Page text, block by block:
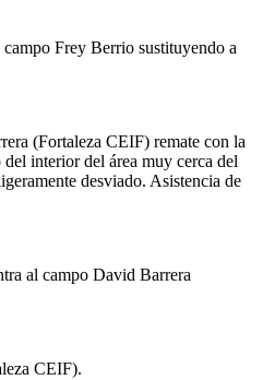
Frey Berrio sustituyendo a
(Fortaleza CEIF) remate con la
del interior del área muy cerca del
desviado. Asistencia de
al campo David Barrera
CEIF).